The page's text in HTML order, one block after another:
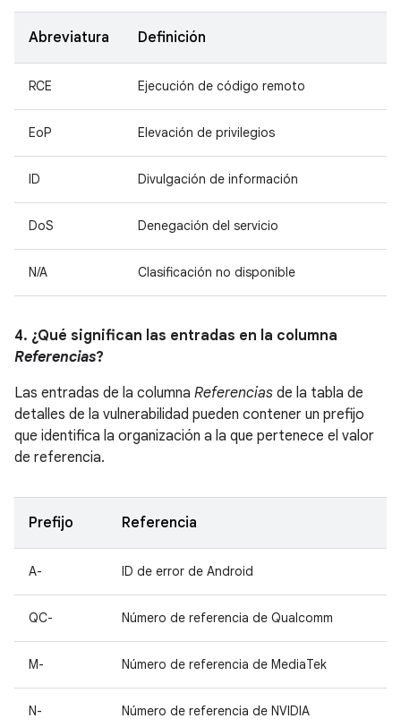
Abreviatura Definición
RCE Ejecución de código remoto
EoP Elevación de privilegios
ID Divulgación de información
DoS Denegación del servicio
N/A Clasificación no disponible
4. ¿Qué significan las entradas en la columna
Referencias?
Las entradas de la columna Referencias de la tabla de
detalles de la vulnerabilidad pueden contener un prefijo
que identifica la organización a la que pertenece el valor
de referencia.
Prefijo Referencia
A- ID de error de Android
QC- Número de referencia de Qualcomm
M- Número de referencia de MediaTek
N- Número de referencia de NVIDIA